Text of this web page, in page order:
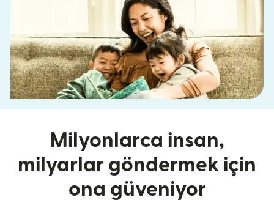
Milyonlarca insan,
milyarlar göndermek için
ona güveniyor